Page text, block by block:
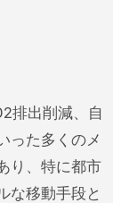
排出削減、自
った多くのメ
り、特に都市
な移動手段と